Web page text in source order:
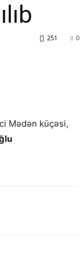
0
251
Mədən küçəsi,